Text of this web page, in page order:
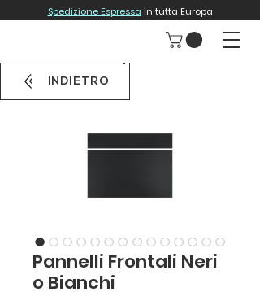
Spedizione Espressa in tutta Europa
Pannelli Frontali Neri
o Bianchi
INDIETRO